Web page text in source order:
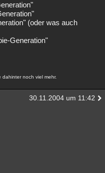
(oder was auch
Generation"
dahinter noch viel mehr.
30.11.2004 um 11:42